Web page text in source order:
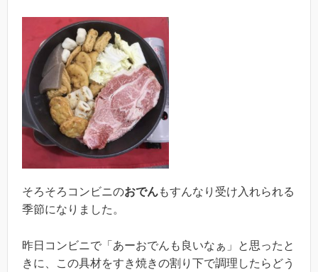
そろそろコンビニのおでんもすんなり受け入れられる
季節になりました。
昨日コンビニで「あーおでんも良いなぁ」と思ったと
きに、この具材をすき焼きの割り下で調理したらどう